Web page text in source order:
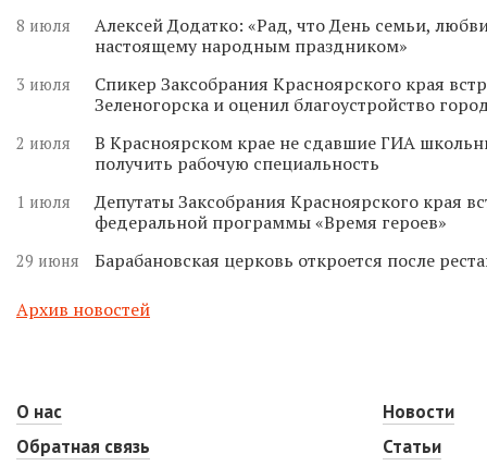
8 июля
Алексей Додатко: «Рад, что День семьи,
настоящему народным праздником»
3 июля
Спикер Заксобрания Красноярского края
Зеленогорска и оценил благоустройство
2 июля
В Красноярском крае не сдавшие ГИА
получить рабочую специальность
1 июля
Депутаты Заксобрания Красноярского края
федеральной программы «Время героев»
29 июня Барабановская церковь откроется после
Архив новостей
О нас
Обратная связь
Новости
Статьи